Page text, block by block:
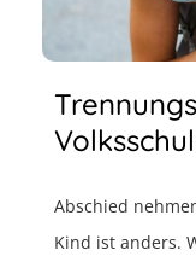
Abschied
Kind ist anders.